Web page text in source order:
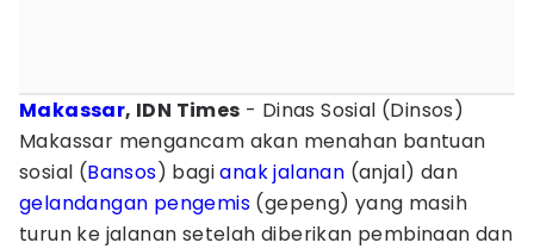
Makassar, IDN Times - Dinas Sosial (Dinsos)
Makassar mengancam akan menahan bantuan
sosial (Bansos) bagianak jalanan (anjal) dan
gelandangan pengemis (gepeng) yang masih
turun ke jalanan setelah diberikan pembinaan dan